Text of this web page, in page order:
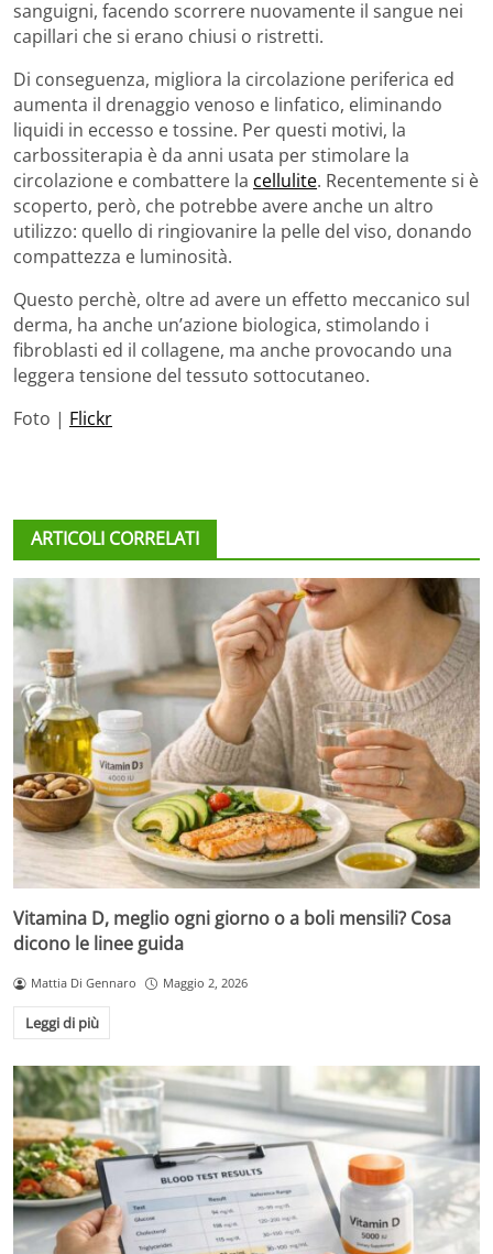
sanguigni, facendo scorrere nuovamente il sangue nei
capillari che si erano chiusi o ristretti.
Di conseguenza, migliora la circolazione periferica ed
aumenta il drenaggio venoso e linfatico, eliminando
liquidi in eccesso e tossine. Per questi motivi, la
carbossiterapia è da anni usata per stimolare la
circolazione e combattere la cellulite. Recentemente si è
scoperto, però, che potrebbe avere anche un altro
utilizzo: quello di ringiovanire la pelle del viso, donando
compattezza e luminosità.
Questo perchè, oltre ad avere un effetto meccanico sul
derma, ha anche un’azione biologica, stimolando i
fibroblasti ed il collagene, ma anche provocando una
leggera tensione del tessuto sottocutaneo.
Foto | Flickr
ARTICOLI CORRELATI
Vitamina D, meglio ogni giorno o a boli mensili? Cosa
dicono le linee guida
Mattia Di Gennaro Maggio 2, 2026
Leggi di più